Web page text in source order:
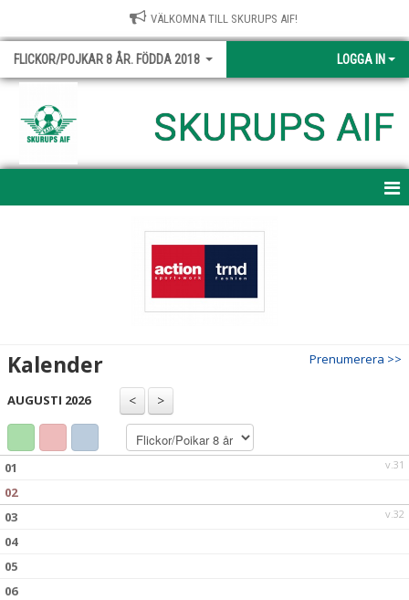
VÄLKOMNA TILL SKURUPS AIF!
FLICKOR/POJKAR 8 ÅR. FÖDDA 2018 LOGGA IN
SKURUPS AIF
BILDGALLERI
DOKUMENT
KONTAKT
Prenumerera >>
Kalender
AUGUSTI 2026
v.31
01
02
v.32
03
04
05
06